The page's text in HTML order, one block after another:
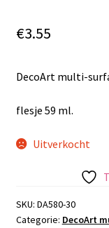
€3.55
DecoArt multi-
flesje 59 ml.
Uitverkocht
SKU: DA580-30
Categorie: DecoArt